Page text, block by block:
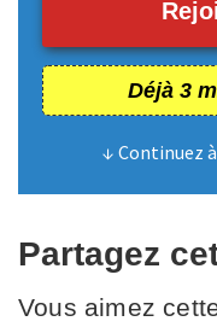
Déjà 3
↓ Continuez
Partagez
Vous aimez